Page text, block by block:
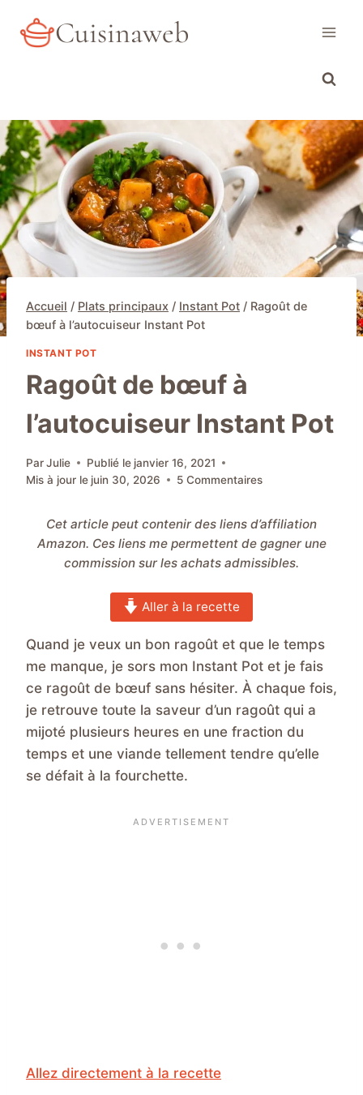
Cuisinaweb
Accueil / Plats principaux / Instant Pot / Ragoût de
bœuf à l’autocuiseur Instant Pot
INSTANT POT
Ragoût de bœuf à
l’autocuiseur Instant Pot
ParJulie Publié le janvier 16, 2021
Mis à jour le juin 30, 2026 5 Commentaires
Cet article peut contenir des liens d’affiliation
Amazon. Ces liens me permettent de gagner une
commission sur les achats admissibles.
Aller à la recette
Quand je veux un bon ragoût et que le temps
me manque, je sors mon Instant Pot et je fais
ce ragoût de bœuf sans hésiter. À chaque fois,
je retrouve toute la saveur d’un ragoût qui a
mijoté plusieurs heures en une fraction du
temps et une viande tellement tendre qu’elle
se défait à la fourchette.
Allez directement à la recette